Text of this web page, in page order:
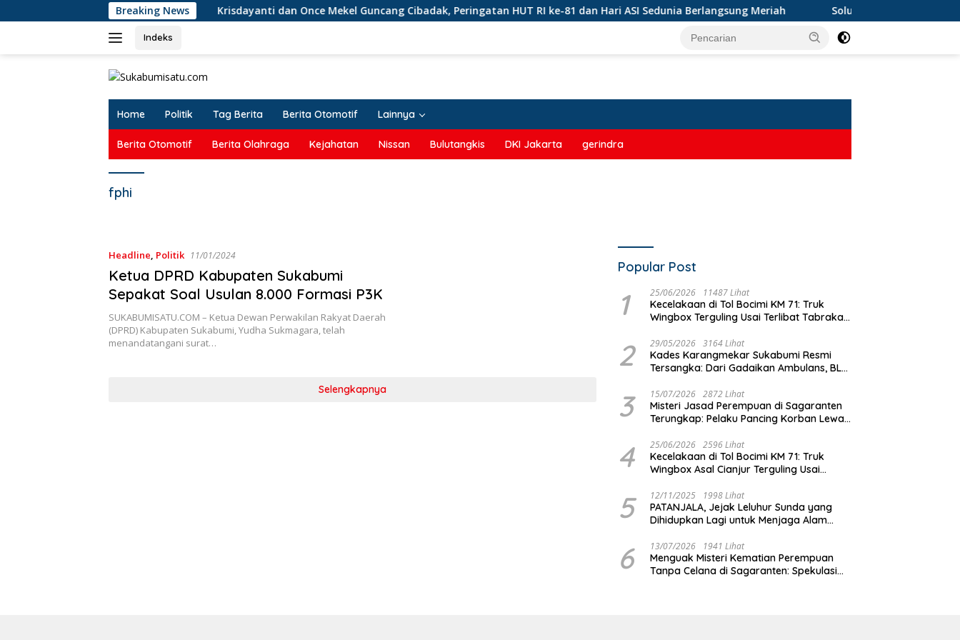
ke
Breaking News Krisdayanti dan Once Mekel Guncang Cibadak, Peringatan HUT RI ke-81 dan Hari ASI Sedunia Berlangsung Meriah Solusi Sementara Tak
Indeks
Home Politik Tag Berita Berita Otomotif Lainnya
Berita Otomotif Berita Olahraga Kejahatan Nissan Bulutangkis DKI Jakarta gerindra
fphi
Headline, Politik 11/01/2024
Ketua DPRD Kabupaten Sukabumi
Sepakat Soal Usulan 8.000 Formasi P3K
SUKABUMISATU.COM – Ketua Dewan Perwakilan Rakyat Daerah
(DPRD) Kabupaten Sukabumi, Yudha Sukmagara, telah
menandatangani surat…
Selengkapnya
Popular Post
1 25/06/2026 11487 Lihat
Kecelakaan di Tol Bocimi KM 71: Truk
Wingbox Terguling Usai Terlibat Tabrakan
2 29/05/2026 3164 Lihat
Kades Karangmekar Sukabumi Resmi
Tersangka: Dari Gadaikan Ambulans, BLT
3 15/07/2026 2872 Lihat
Misteri Jasad Perempuan di Sagaranten
Terungkap: Pelaku Pancing Korban Lewat
4 25/06/2026 2596 Lihat
Kecelakaan di Tol Bocimi KM 71: Truk
Wingbox Asal Cianjur Terguling Usai
RS Sekarwangi
5 12/11/2025 1998 Lihat
PATANJALA, Jejak Leluhur Sunda yang
Dihidupkan Lagi untuk Menjaga Alam
6 13/07/2026 1941 Lihat
Menguak Misteri Kematian Perempuan
Tanpa Celana di Sagaranten: Spekulasi